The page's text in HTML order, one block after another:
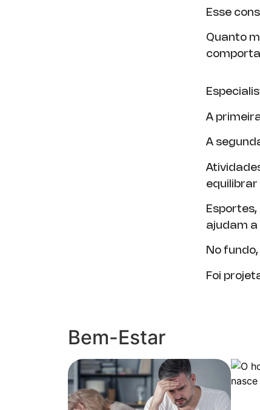
Esse
Quanto
A
A
equilibrar
ajudam
No
Foi
Bem-Estar